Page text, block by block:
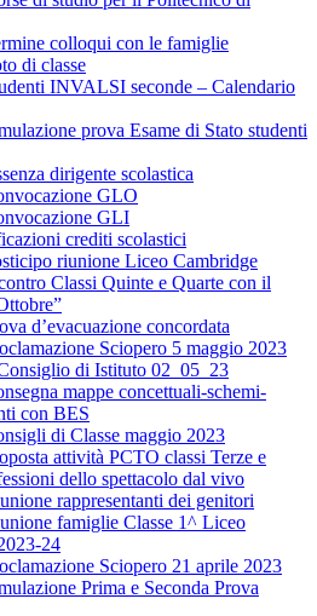
colloqui con le famiglie
di classe
INVALSI seconde – Calendario
prova Esame di Stato studenti
dirigente scolastica
GLO
GLI
crediti scolastici
riunione Liceo Cambridge
Classi Quinte e Quarte con il
d’evacuazione concordata
Sciopero 5 maggio 2023
di Istituto 02_05_23
mappe concettuali-schemi-
con BES
di Classe maggio 2023
attività PCTO classi Terze e
dello spettacolo dal vivo
rappresentanti dei genitori
famiglie Classe 1^ Liceo
24
Sciopero 21 aprile 2023
Prima e Seconda Prova